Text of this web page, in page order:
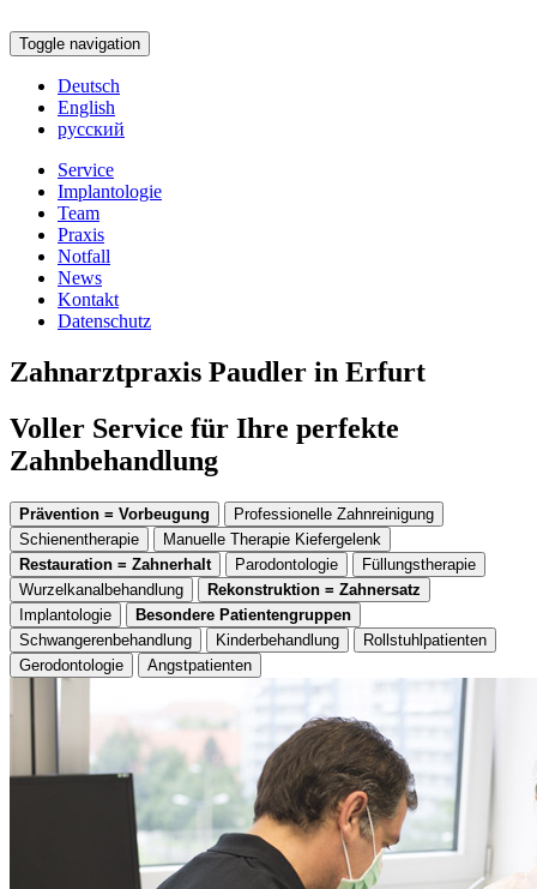
Toggle navigation
Deutsch
English
русский
Service
Implantologie
Team
Praxis
Notfall
News
Kontakt
Datenschutz
Zahnarztpraxis Paudler in Erfurt
Voller Service für Ihre perfekte
Zahnbehandlung
Prävention = Vorbeugung
Professionelle Zahnreinigung
Schienentherapie
Manuelle Therapie Kiefergelenk
Restauration = Zahnerhalt
Parodontologie
Füllungstherapie
Wurzelkanalbehandlung
Rekonstruktion = Zahnersatz
Implantologie
Besondere Patientengruppen
Schwangerenbehandlung
Kinderbehandlung
Rollstuhlpatienten
Gerodontologie
Angstpatienten